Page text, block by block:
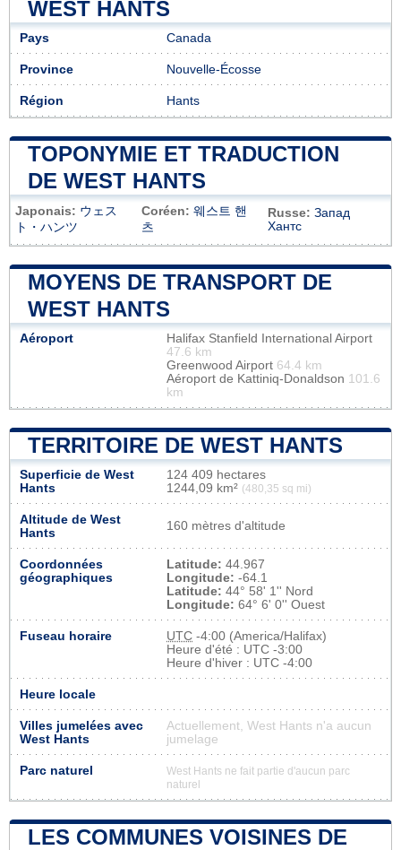
WEST HANTS
Pays Canada
Province Nouvelle-Écosse
Région Hants
TOPONYMIE ET TRADUCTION
DE WEST HANTS
Japonais: ウェス
ト・ハンツ
Coréen: 웨스트 핸
츠
Russe: Запад
Хантс
MOYENS DE TRANSPORT DE
WEST HANTS
Aéroport
Halifax Stanfield International Airport
47.6 km
Greenwood Airport 64.4 km
Aéroport de Kattiniq-Donaldson 101.6
km
TERRITOIRE DE WEST HANTS
Superficie de West
Hants
124 409 hectares
1244,09 km² (480,35 sq mi)
Altitude de West
Hants
160 mètres d'altitude
Coordonnées
géographiques
Latitude: 44.967
Longitude: -64.1
Latitude: 44° 58' 1'' Nord
Longitude: 64° 6' 0'' Ouest
Fuseau horaire UTC -4:00 (America/Halifax)
Heure d'été : UTC -3:00
Heure d'hiver : UTC -4:00
Heure locale
Villes jumelées avec
West Hants
Actuellement, West Hants n'a aucun
jumelage
Parc naturel
West Hants ne fait partie d'aucun parc
naturel
LES COMMUNES VOISINES DE